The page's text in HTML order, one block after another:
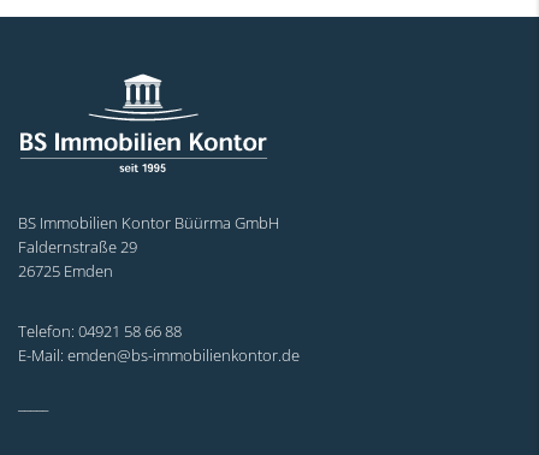
BS Immobilien Kontor Büürma GmbH
Faldernstraße 29
26725 Emden
Telefon: 04921 58 66 88
E-Mail: emden@bs-immobilienkontor.de